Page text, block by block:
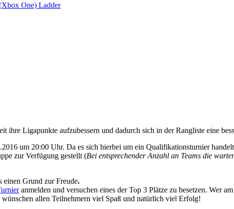
One) Ladder
ihre Ligapunkte aufzubessern und dadurch sich in der Rangliste eine
um 20:00 Uhr. Da es sich hierbei um ein Qualifikationsturnier
zur Verfügung gestellt (Bei entsprechender Anzahl an Teams die
einen Grund zur Freude.
anmelden und versuchen eines der Top 3 Plätze zu besetzen. Wer
allen Teilnehmern viel Spaß und natürlich viel Erfolg!